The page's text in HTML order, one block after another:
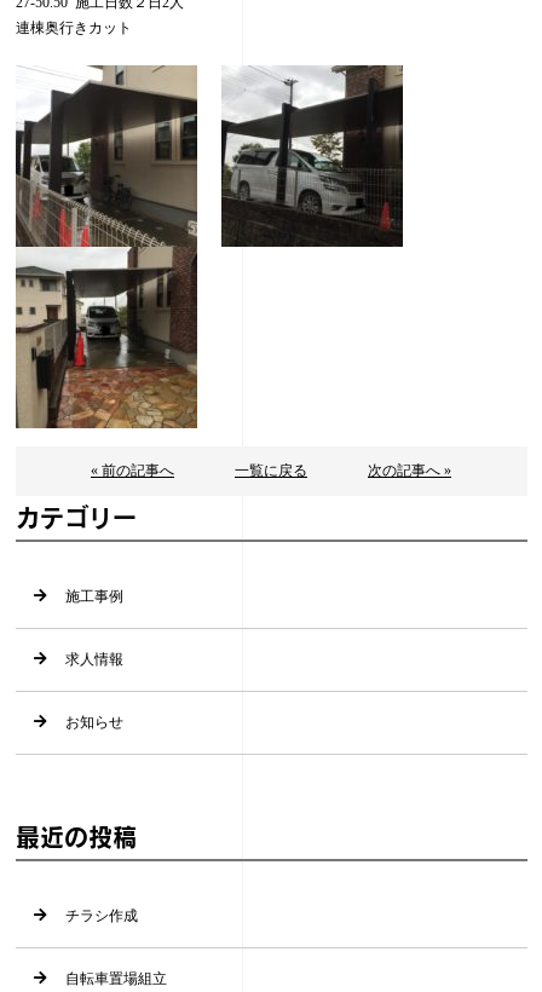
連棟奥行きカット
« 前の記事へ 一覧に戻る 次の記事へ »
カテゴリー
施工事例
求人情報
お知らせ
最近の投稿
チラシ作成
自転車置場組立